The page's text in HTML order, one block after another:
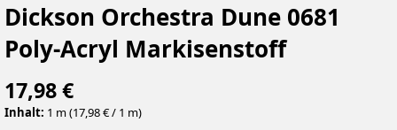
Dickson Orchestra Dune 0681
Poly-Acryl Markisenstoff
17,98 €
Inhalt: 1 m (17,98 € / 1 m)